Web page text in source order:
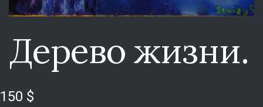
Дерево жизни.
150 $